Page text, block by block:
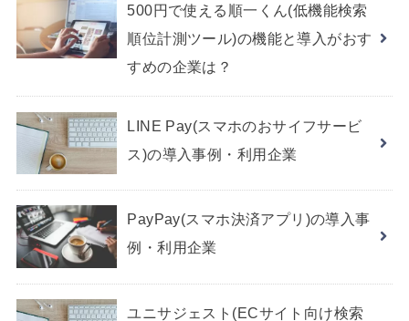
500円で使える順一くん(低機能検索
順位計測ツール)の機能と導入がおす
すめの企業は？
LINE Pay(スマホのおサイフサービ
ス)の導入事例・利用企業
PayPay(スマホ決済アプリ)の導入事
例・利用企業
ユニサジェスト(ECサイト向け検索